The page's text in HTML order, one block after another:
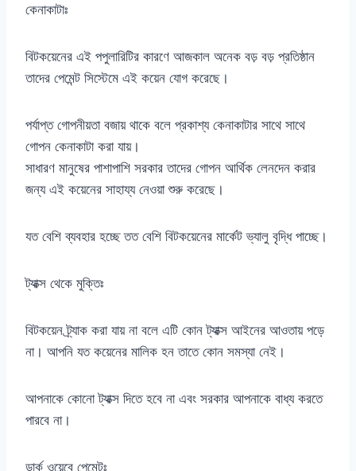
কেনাকাটাঃ
বিটকয়েনের এই পপুলারিটির কারণে আজকাল অনেক বড় বড় প্রতিষ্ঠান
তাদের পেমেন্ট সিস্টেমে এই কয়েন যোগ করেছে।
পর্যাপ্ত গোপনীয়তা বজায় থাকে বলে প্রকাশ্য কেনাকাটার সাথে সাথে
গোপন কেনাকাটা করা যায়।
সাধারণ মানুষের পাশাপাশি সরকার তাদের গোপন আর্থিক লেনদেন করার
জন্য এই কয়েনের সাহায্য নেওয়া শুরু করেছে।
যত বেশি ব্যবহার হচ্ছে তত বেশি বিটকয়েনের মার্কেট ভ্যালু বৃদ্ধি পাচ্ছে।
ট্যাক্স থেকে মুক্তিঃ
বিটকয়েন ট্র্যাক করা যায় না বলে এটি কোন ট্যাক্স আইনের আওতায় পড়ে
না। আপনি যত কয়েনের মালিক হন তাতে কোন সমস্যা নেই।
আপনাকে কোনো ট্যাক্স দিতে হবে না এবং সরকার আপনাকে বাধ্য করতে
পারবে না।
ডার্ক ওয়েবে পেমেন্টঃ